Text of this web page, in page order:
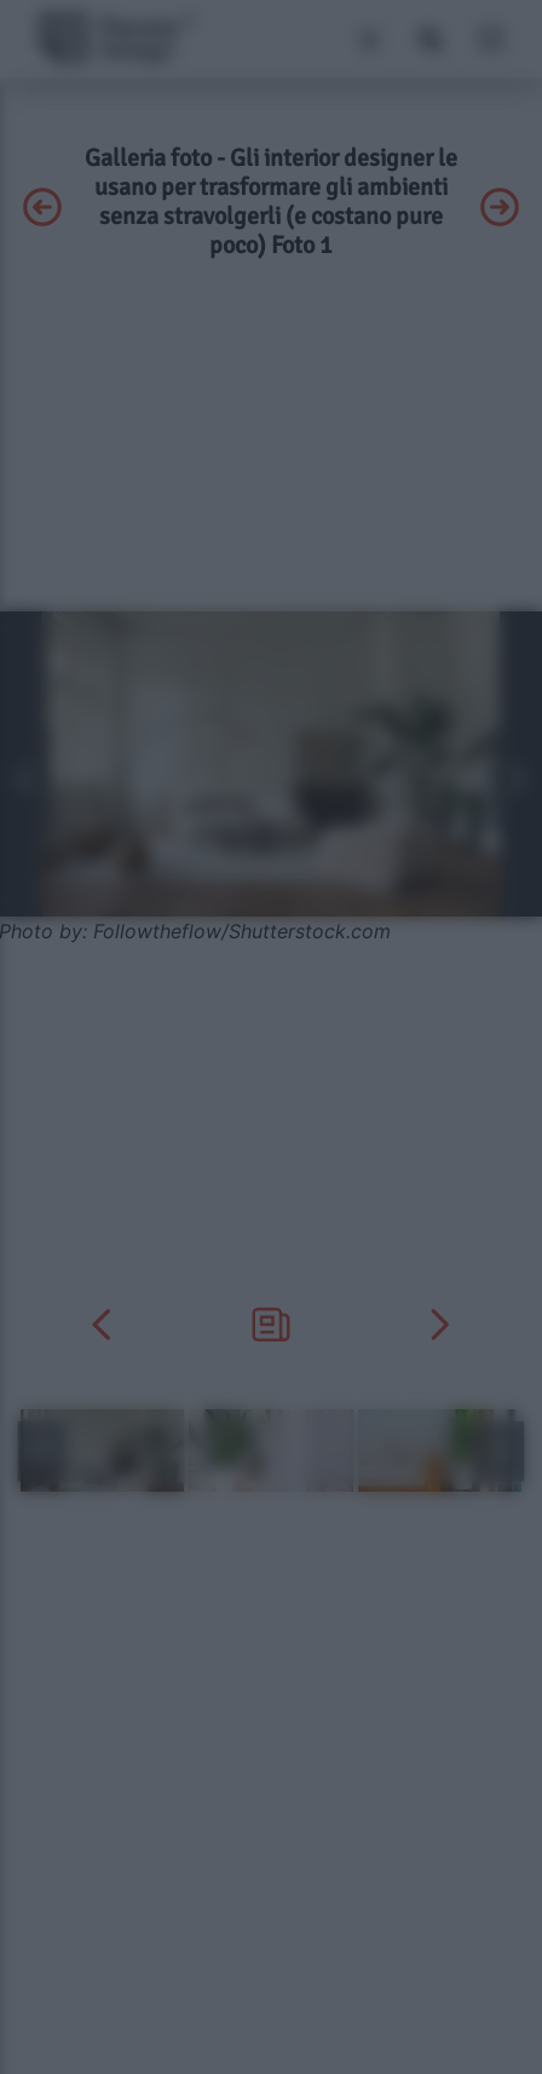
Galleria foto - Gli interior designer le
usano per trasformare gli ambienti
senza stravolgerli (e costano pure
poco) Foto 1
Photo by: Followtheflow/Shutterstock.com